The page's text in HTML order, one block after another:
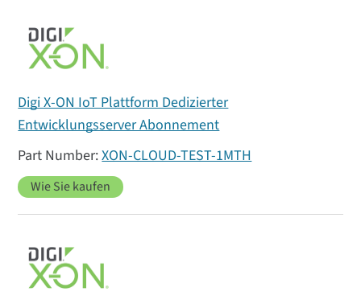
Digi X-ON IoT Plattform Dedizierter
Entwicklungsserver Abonnement
XON-CLOUD-TEST-1MTH
Wie Sie kaufen